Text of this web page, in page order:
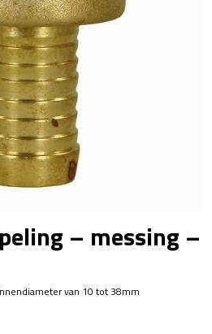
– messing –
van 10 tot 38mm